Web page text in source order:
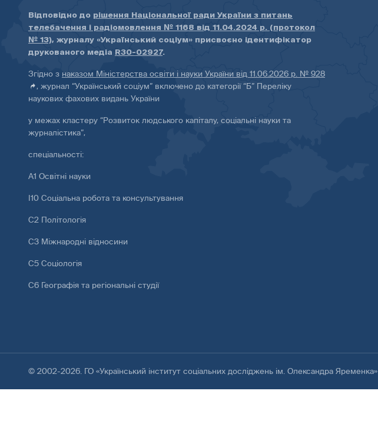
Відповідно до рішення Національної ради України з питань
телебачення і радіомовлення № 1168 від 11.04.2024 р. (протокол
№ 13), журналу «Український соціум» присвоєно ідентифікатор
друкованого медіа R30-02927.
Згідно з наказом Міністерства освіти і науки України від 11.06.2026 р. № 928
, журнал “Український соціум” включено до категорії “Б” Переліку
наукових фахових видань України
у межах кластеру “Розвиток людського капіталу, соціальні науки та
журналістика”,
спеціальності:
А1 Освітні науки
І10 Соціальна робота та консультування
С2 Політологія
С3 Міжнародні відносини
С5 Соціологія
С6 Географія та регіональні студії
© 2002-2026. ГО «Український інститут соціальних досліджень ім. Олександра Яременка»